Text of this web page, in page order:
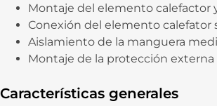
Montaje del elemento calefactor
Conexión del elemento calefator
Aislamiento de la manguera
Montaje de la protección
Características generales